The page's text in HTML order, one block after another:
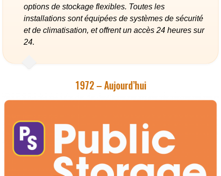
options de stockage flexibles. Toutes les
installations sont équipées de systèmes de sécurité
et de climatisation, et offrent un accès 24 heures sur
24.
1972 – Aujourd’hui